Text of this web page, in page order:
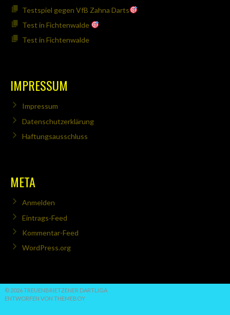
Testspiel gegen VfB Zahna Darts
Test in Fichtenwalde
Test in Fichtenwalde
IMPRESSUM
Impressum
Datenschutzerklärung
Haftungsausschluss
META
Anmelden
Eintrags-Feed
Kommentar-Feed
WordPress.org
© 2026 TREUENBRIETZENER DARTLIGA
ENTWORFEN VON THEMEBOY